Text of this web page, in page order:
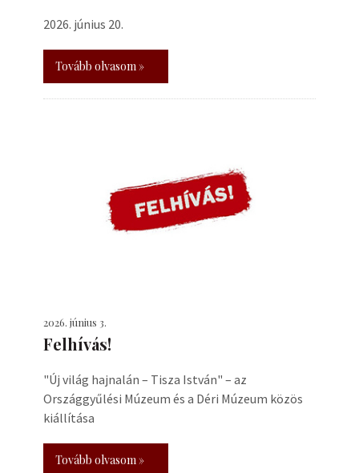
2026. június 20.
Tovább olvasom »
2026. június 3.
Felhívás!
"Új világ hajnalán – Tisza István" – az
Országgyűlési Múzeum és a Déri Múzeum közös
kiállítása
Tovább olvasom »